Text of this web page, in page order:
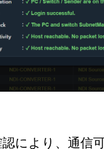
により、通信